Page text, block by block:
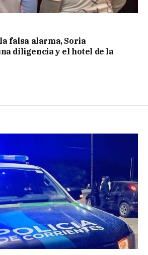
falsa alarma, Soria
diligencia y el hotel de la